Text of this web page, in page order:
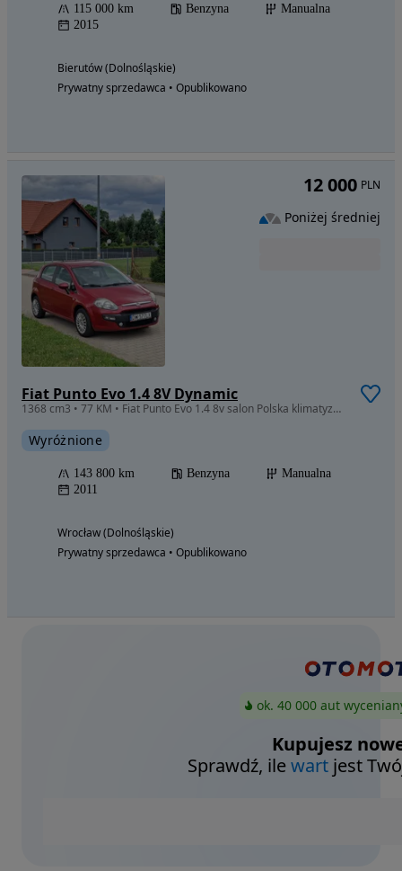
115 000 km Benzyna
Manualna
2015
Bierutów (Dolnośląskie)
Prywatny sprzedawca • Opublikowano
Fiat Punto Evo 1.4 8V Dynamic
1368 cm3 • 77 KM • Fiat Punto Evo 1.4 8v salon Polska klimatyzacja 5 drzwi
Wyróżnione
143 800 km Benzyna
Manualna
2011
Wrocław (Dolnośląskie)
Prywatny sprzedawca • Opublikowano
12 000 PLN
Poniżej średniej
ok. 40 000 aut
Kupujesz
Sprawdź, ilewart jest